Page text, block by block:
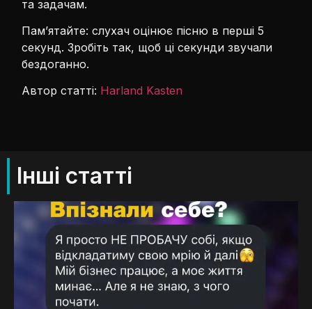
та задачам.
Пам’ятайте: слухач оцінює пісню в перші 5
секунд. Зробіть так, щоб ці секунди звучали
бездоганно.
Автор статті: Harland Kasten
Інші статті